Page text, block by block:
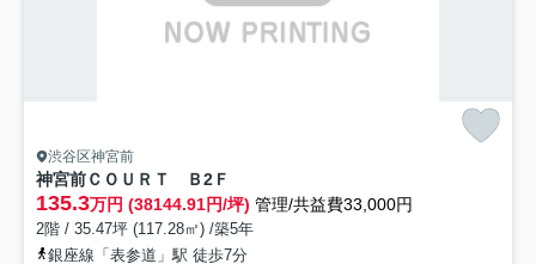
渋谷区神宮前
神宮前ＣＯＵＲＴ Ｂ2Ｆ
135.3万円 (38144.91円/坪) 管理/共益費33,000円
2階 / 35.47坪 (117.28㎡) /築5年
銀座線「表参道」駅 徒歩7分